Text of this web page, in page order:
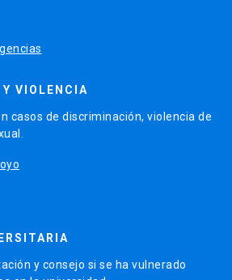
VIOLENCIA
casos de discriminación, violencia de
y consejo si se ha vulnerado